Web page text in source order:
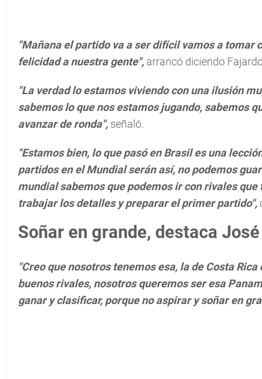
"Mañana el partido va a ser difícil vamos a tomar
felicidad a nuestra gente", arrancó diciendo
"La verdad lo estamos viviendo con una ilusión
sabemos lo que nos estamos jugando, sabemos
avanzar de ronda", señaló.
"Estamos bien, lo que pasó en Brasil es una
partidos en el Mundial serán así, no podemos
mundial sabemos que podemos ir con rivales
trabajar los detalles y preparar el primer partido",
Soñar en grande, destaca
"Creo que nosotros tenemos esa, la de Costa
buenos rivales, nosotros queremos ser esa
ganar y clasificar, porque no aspirar y soñar en